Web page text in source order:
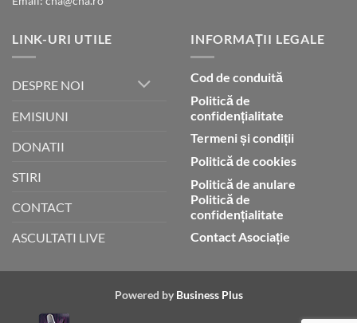
LINK-URI UTILE
DESPRE NOI
EMISIUNI
DONATII
STIRI
CONTACT
ASCULTATI LIVE
INFORMAȚII LEGALE
Cod de conduită
Politică de
confidențialitate
Termeni și condiții
Politică de cookies
Politică de anulare
Politică de
confidențialitate
Contact Asociație
Powered by Business Plus